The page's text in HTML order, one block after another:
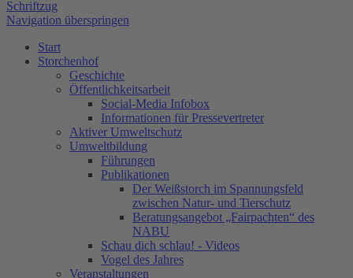
Navigation überspringen
Start
Storchenhof
Geschichte
Öffentlichkeitsarbeit
Social-Media Infobox
Informationen für Pressevertreter
Aktiver Umweltschutz
Umweltbildung
Führungen
Publikationen
Der Weißstorch im Spannungsfeld
zwischen Natur- und Tierschutz
Beratungsangebot „Fairpachten“ des
NABU
Schau dich schlau! - Videos
Vogel des Jahres
Veranstaltungen